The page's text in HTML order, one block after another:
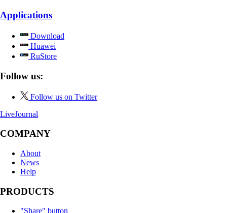
Applications
Download
Huawei
RuStore
Follow us:
Follow us on Twitter
LiveJournal
COMPANY
About
News
Help
PRODUCTS
"Share" button